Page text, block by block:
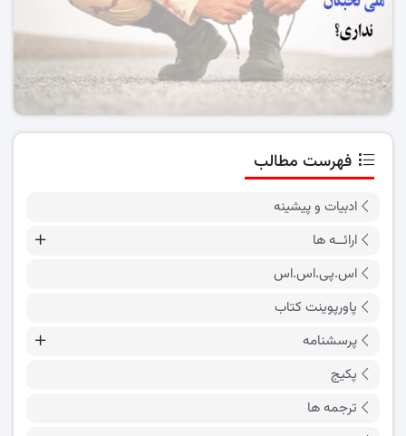
فهرست مطالب
ادبیات و پیشینه
ارائــه ها
اس.پی.اس.اس
پاورپوینت کتاب
پرسشنامه
پکیج
ترجمه ها